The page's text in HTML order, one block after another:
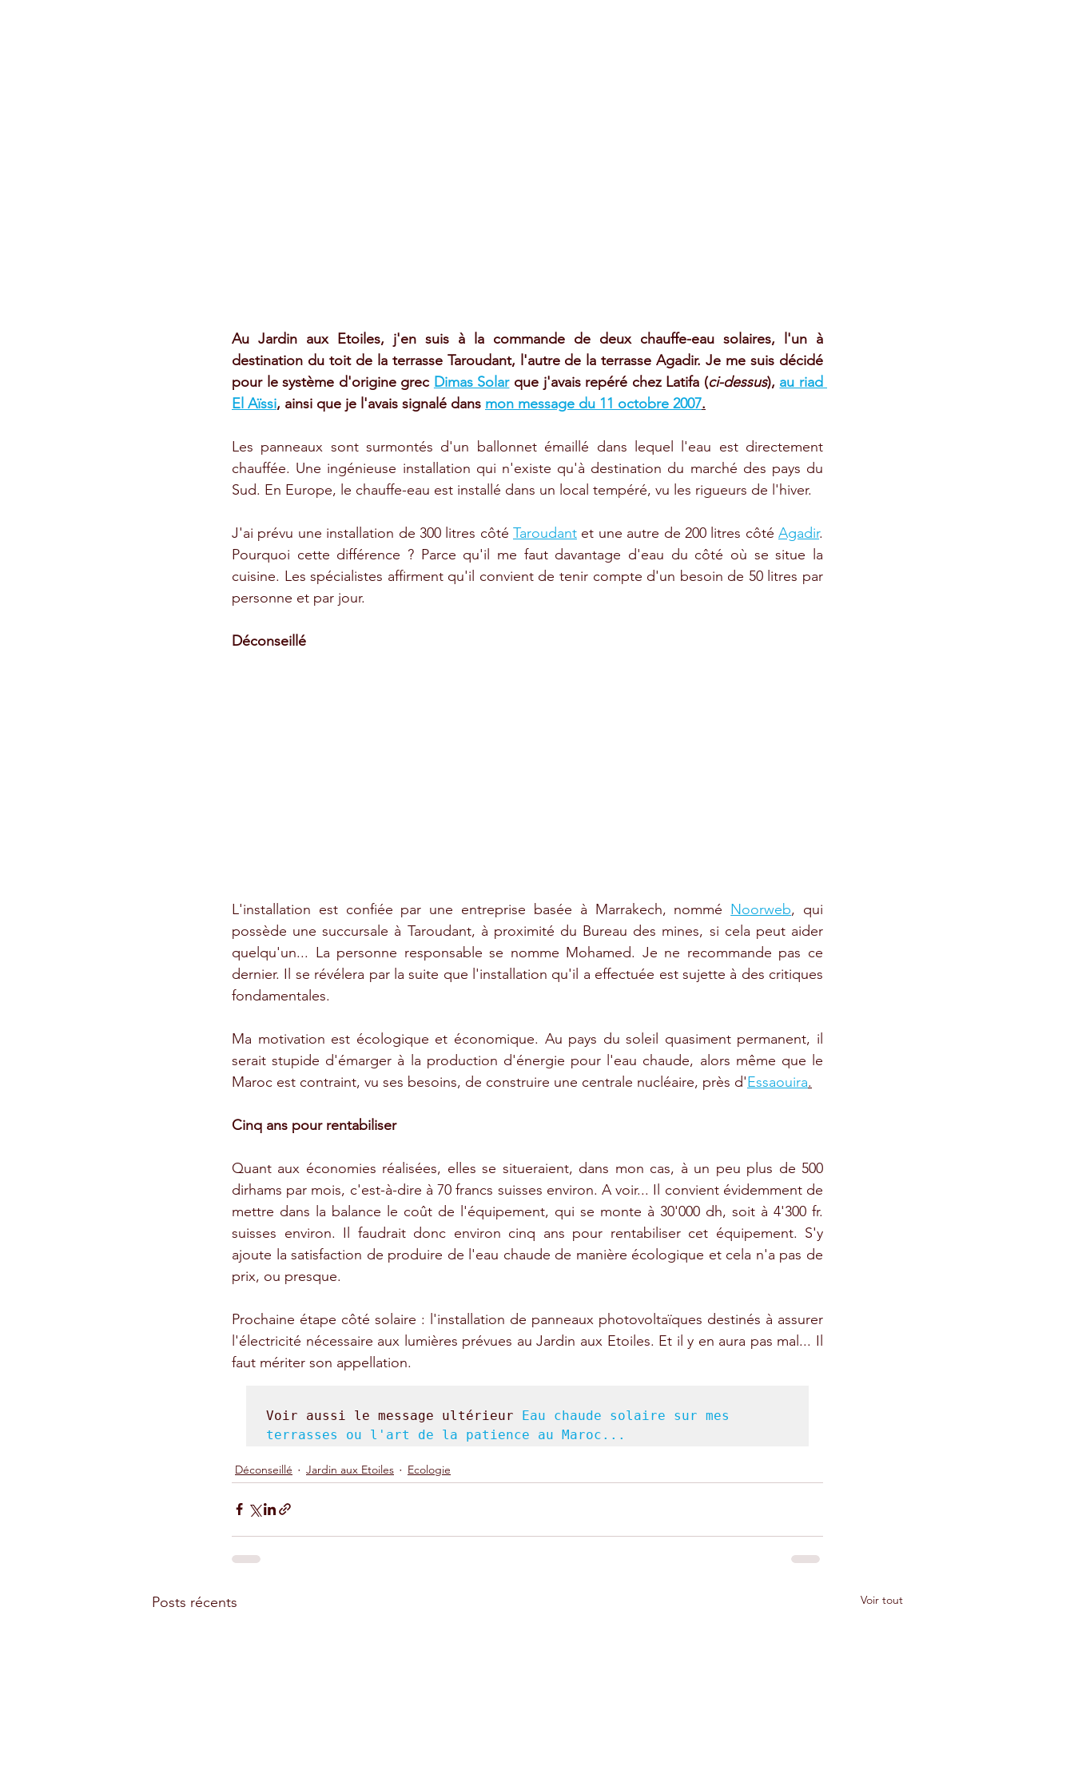
Au Jardin aux Etoiles, j'en suis à la commande de deux chauffe-eau solaires, l'un à
destination du toit de la terrasse Taroudant, l'autre de la terrasse Agadir. Je me suis décidé
pour le système d'origine grec Dimas Solar que j'avais repéré chez Latifa (ci-dessus), au riad
El Aïssi, ainsi que je l'avais signalé dans mon message du 11 octobre 2007.
Les panneaux sont surmontés d'un ballonnet émaillé dans lequel l'eau est directement
chauffée. Une ingénieuse installation qui n'existe qu'à destination du marché des pays du
Sud. En Europe, le chauffe-eau est installé dans un local tempéré, vu les rigueurs de l'hiver.
J'ai prévu une installation de 300 litres côté Taroudant et une autre de 200 litres côté Agadir.
Pourquoi cette différence ? Parce qu'il me faut davantage d'eau du côté où se situe la
cuisine. Les spécialistes affirment qu'il convient de tenir compte d'un besoin de 50 litres par
personne et par jour.
Déconseillé
L'installation est confiée par une entreprise basée à Marrakech, nommé Noorweb, qui
possède une succursale à Taroudant, à proximité du Bureau des mines, si cela peut aider
quelqu'un... La personne responsable se nomme Mohamed. Je ne recommande pas ce
dernier. Il se révélera par la suite que l'installation qu'il a effectuée est sujette à des critiques
fondamentales.
Ma motivation est écologique et économique. Au pays du soleil quasiment permanent, il
serait stupide d'émarger à la production d'énergie pour l'eau chaude, alors même que le
Maroc est contraint, vu ses besoins, de construire une centrale nucléaire, près d'Essaouira.
Cinq ans pour rentabiliser
Quant aux économies réalisées, elles se situeraient, dans mon cas, à un peu plus de 500
dirhams par mois, c'est-à-dire à 70 francs suisses environ. A voir... Il convient évidemment de
mettre dans la balance le coût de l'équipement, qui se monte à 30'000 dh, soit à 4'300 fr.
suisses environ. Il faudrait donc environ cinq ans pour rentabiliser cet équipement. S'y
ajoute la satisfaction de produire de l'eau chaude de manière écologique et cela n'a pas de
prix, ou presque.
Prochaine étape côté solaire : l'installation de panneaux photovoltaïques destinés à assurer
l'électricité nécessaire aux lumières prévues au Jardin aux Etoiles. Et il y en aura pas mal... Il
faut mériter son appellation.
Voir aussi le message ultérieur Eau chaude solaire sur mes
terrasses ou l'art de la patience au Maroc...
Déconseillé Jardin aux Etoiles Ecologie
Posts récents Voir tout